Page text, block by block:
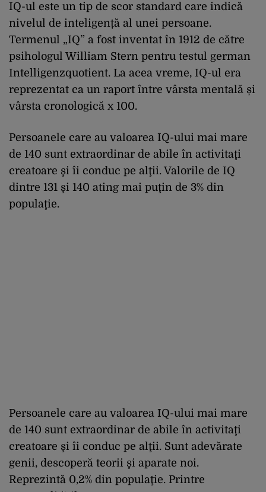
IQ-ul este un tip de scor standard care indică
nivelul de inteligență al unei persoane.
Termenul „IQ” a fost inventat în 1912 de către
psihologul William Stern pentru testul german
Intelligenzquotient. La acea vreme, IQ-ul era
reprezentat ca un raport între vârsta mentală și
vârsta cronologică x 100.
Persoanele care au valoarea IQ-ului mai mare
de 140 sunt extraordinar de abile în activitaţi
creatoare şi îi conduc pe alţii. Valorile de IQ
dintre 131 şi 140 ating mai puţin de 3% din
populaţie.
Persoanele care au valoarea IQ-ului mai mare
de 140 sunt extraordinar de abile în activitaţi
creatoare şi îi conduc pe alţii. Sunt adevărate
genii, descoperă teorii şi aparate noi.
Reprezintă 0,2% din populaţie. Printre